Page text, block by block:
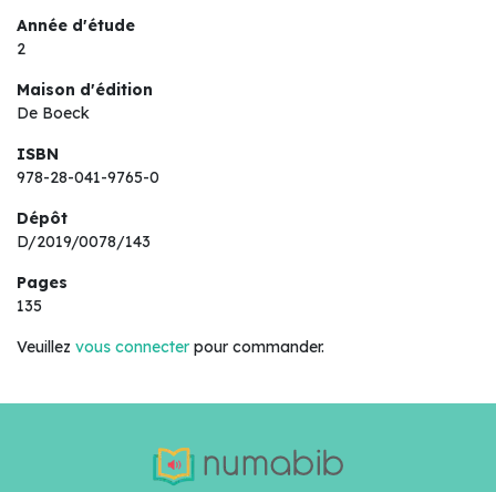
Année d'étude
2
Maison d'édition
De Boeck
ISBN
978-28-041-9765-0
Dépôt
D/2019/0078/143
Pages
135
Veuillez vous connecter pour commander.